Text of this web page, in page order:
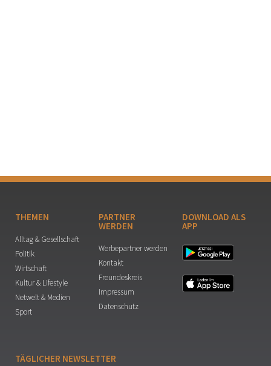
THEMEN
Alltag & Gesellschaft
Politik
Wirtschaft
Kultur & Lifestyle
Netwelt & Medien
Sport
PARTNER
WERDEN
Werbepartner werden
Kontakt
Freundeskreis
Impressum
Datenschutz
DOWNLOAD ALS
APP
TÄGLICHER NEWSLETTER